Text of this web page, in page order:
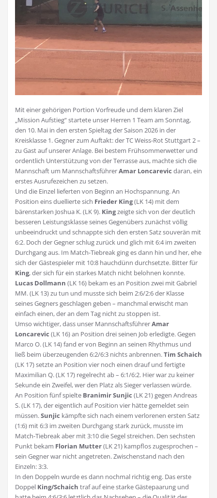
Mit einer gehörigen Portion Vorfreude und dem klaren Ziel
„Mission Aufstieg“ startete unser Herren 1 Team am Sonntag,
den 10. Mai in den ersten Spieltag der Saison 2026 in der
Kreisklasse 1. Gegner zum Auftakt: der TC Weiss-Rot Stuttgart 2 –
zu Gast auf unserer Anlage. Bei bestem Frühsommerwetter und
ordentlich Unterstützung von der Terrasse aus, machte sich die
Mannschaft um MannschaftsführerAmar Loncarevic daran, ein
erstes Ausrufezeichen zu setzen.
Und die Einzel lieferten von Beginn an Hochspannung. An
Position eins duellierte sich Frieder King(LK 14) mit dem
bärenstarken Joshua K. (LK 9). Kingzeigte sich von der deutlich
besseren Leistungsklasse seines Gegenübers zunächst völlig
unbeeindruckt und schnappte sich den ersten Satz souverän mit
6:2. Doch der Gegner schlug zurück und glich mit 6:4 im zweiten
Durchgang aus. Im Match-Tiebreak ging es dann hin und her, ehe
sich der Gästespieler mit 10:8 hauchdünn durchsetzte. Bitter für
King, der sich für ein starkes Match nicht belohnen konnte.
Lucas Dollmann (LK 16) bekam es an Position zwei mit Gabriel
MM. (LK 13) zu tun und musste sich beim 2:6/2:6 der Klasse
seines Gegners geschlagen geben – manchmal erwischt man
einfach einen, der an dem Tag nicht zu stoppen ist.
Umso wichtiger, dass unser MannschaftsführerAmar
Loncarevic (LK 16) an Position drei seinen Job erledigte. Gegen
Marco O. (LK 14) fand er von Beginn an seinen Rhythmus und
ließ beim überzeugenden 6:2/6:3 nichts anbrennen.Tim Schaich
(LK 17) setzte an Position vier noch einen drauf und fertigte
Maximilian Q. (LK 17) regelrecht ab – 6:1/6:2. Hier war zu keiner
Sekunde ein Zweifel, wer den Platz als Sieger verlassen würde.
An Position fünf spielte Branimir Sunjic (LK 21) gegen Andreas
S. (LK 17), der eigentlich auf Position vier hätte gemeldet sein
müssen.Sunjic kämpfte sich nach einem verlorenen ersten Satz
(1:6) mit 6:3 im zweiten Durchgang stark zurück, musste im
Match-Tiebreak aber mit 3:10 die Segel streichen. Den sechsten
Punkt bekam Florian Mutter(LK 21) kampflos zugesprochen –
sein Gegner war nicht angetreten. Zwischenstand nach den
Einzeln: 3:3.
In den Doppeln wurde es dann nochmal richtig eng. Das erste
Doppel King/Schaich traf auf eine starke Gästepaarung und